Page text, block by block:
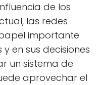
de los
las redes
importante
en sus decisiones
un sistema de
aprovechar el